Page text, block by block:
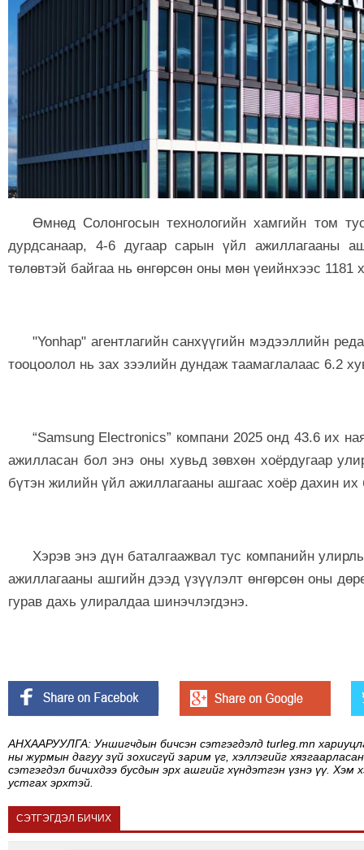
Өмнөд Солонгосын технологийн хамгийн том
дурдсанаар, 4-6 дугаар сарын үйл ажиллагааны
төлөвтэй байгаа нь өнгөрсөн оны мөн үеийнхээс
"Yonhap" агентлагийн санхүүгийн мэдээллийн
тооцоолол нь зах зээлийн дундаж таамаглалаас 6.2
“Samsung Electronics” компани 2025 онд 43.6 их
ажилласан бол энэ оны хувьд зөвхөн хоёрдугаар
бүтэн жилийн үйл ажиллагааны ашгаас хоёр дахин их
Хэрэв энэ дүн баталгаажвал тус компанийн
ажиллагааны ашгийн дээд үзүүлэлт өнгөрсөн оны
гурав дахь улиралдаа шинэчлэгдэнэ.
АНХААРУУЛГА: Уншигчдын бичсэн сэтгэгдэлд turleg.mn
ны журмын дагуу зүй зохисгүй зарим үг, хэллэгийг
сэтгэгдэл бичихдээ бусдын эрх ашгийг хүндэтгэн үзнэ үү. Хэм
устгах эрхтэй.
СЭТГЭГДЭЛ БИЧИХ